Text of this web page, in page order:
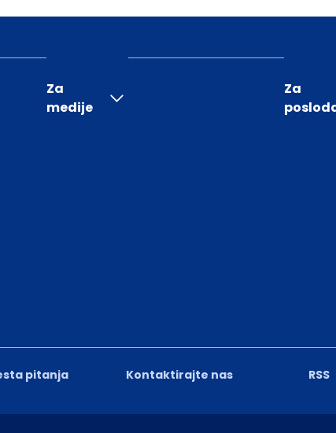
pitanja Kontaktirajte nas RSS
Za
medije
Za